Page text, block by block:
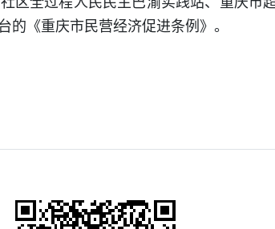
《重庆市民营经济促进条例》。